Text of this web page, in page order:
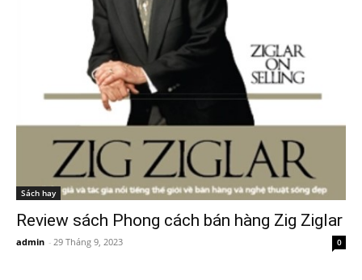
Sách hay
Review sách Phong cách bán hàng Zig Ziglar
admin - 29 Tháng 9, 2023 0